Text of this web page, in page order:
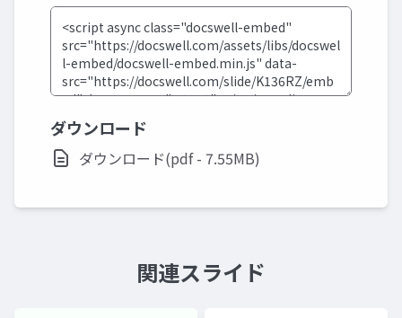
ダウンロード
ダウンロード(pdf - 7.55MB)
関連スライド